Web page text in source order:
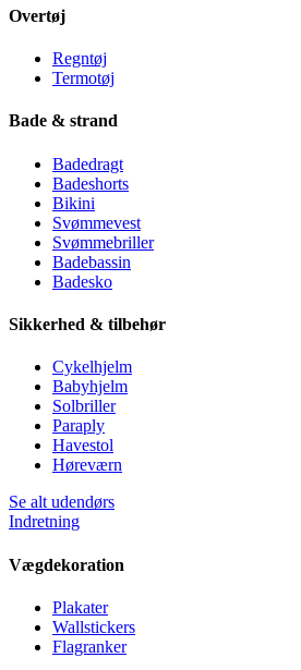
Overtøj
Regntøj
Termotøj
Bade & strand
Badedragt
Badeshorts
Bikini
Svømmevest
Svømmebriller
Badebassin
Badesko
Sikkerhed & tilbehør
Cykelhjelm
Babyhjelm
Solbriller
Paraply
Havestol
Høreværn
Se alt udendørs
Indretning
Vægdekoration
Plakater
Wallstickers
Flagranker